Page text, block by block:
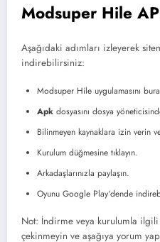
Modsuper Hile
Aşağıdaki adımları izleyerek
indirebilirsiniz:
Modsuper Hile uygulamasını
Apk dosyasını dosya
Bilinmeyen kaynaklara izin verin
Kurulum düğmesine tıklayın.
Arkadaşlarınızla paylaşın.
Oyunu Google Play‘dende
Not: İndirme veya kurulumla
çekinmeyin ve aşağıya yorum